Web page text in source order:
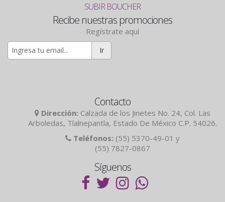
SUBIR BOUCHER
Recibe nuestras promociones
Regístrate aquí
Ir
Contacto
Dirección: Calzada de los Jinetes No. 24, Col. Las
Arboledas, Tlalnepantla, Estado De México C.P. 54026.
Teléfonos: (55) 5370-49-01 y
(55) 7827-0867
Síguenos